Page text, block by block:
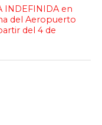
INDEFINIDA en
del Aeropuerto
del 4 de